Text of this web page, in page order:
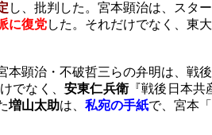
し、批判した。宮本顕治は、スタ
に復党した。それだけでなく、東
本顕治・不破哲三らの弁明は、戦
でなく、 安東仁兵衛『戦後日本共
増山太助は、 私宛の手紙で、宮本